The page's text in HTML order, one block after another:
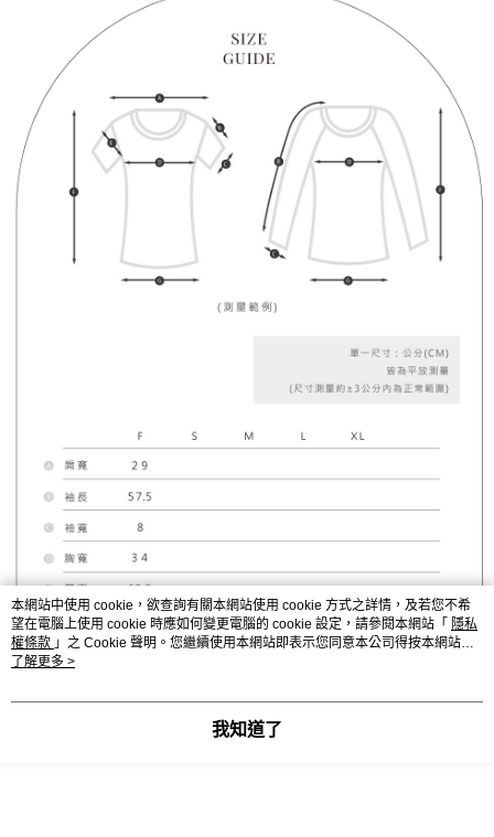
本網站中使用 cookie，欲查詢有關本網站使用 cookie 方式之詳情，及若您不希
望在電腦上使用 cookie 時應如何變更電腦的 cookie 設定，請參閱本網站「 隱私
權條款 」之 Cookie 聲明。您繼續使用本網站即表示您同意本公司得按本網站使
用條款之 Cookie 聲明使用 cookie。
了解更多 >
我知道了